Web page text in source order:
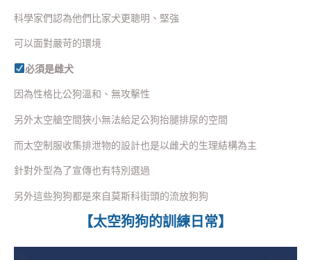
科學家們認為他們比家犬更聰明、堅強
可以面對嚴苛的環境
必須是雌犬
因為性格比公狗溫和、無攻擊性
另外太空艙空間狹小無法給足公狗抬腿排尿的空間
而太空制服收集排泄物的設計也是以雌犬的生理結構為主
針對外型為了宣傳也有特別選過
另外這些狗狗都是來自莫斯科街頭的流放狗狗
【太空狗狗的訓練日常】